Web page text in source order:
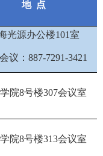
地 点
光源办公楼101室
议： 887-7291-3421
院8号楼307会议室
院8号楼313会议室